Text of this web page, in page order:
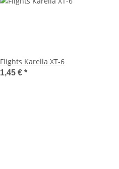
Flights Karella XT-6
1,45 € *